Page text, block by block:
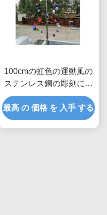
100cmの虹色の運動風の
ステンレス鋼の彫刻によ
って塗られる終わり
最高 の 価格 を 入手 する